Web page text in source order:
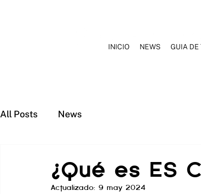
All Posts News
¿Qué es ES
Actualizado: 9 may 2024
INICIO NEWS GUIA DE